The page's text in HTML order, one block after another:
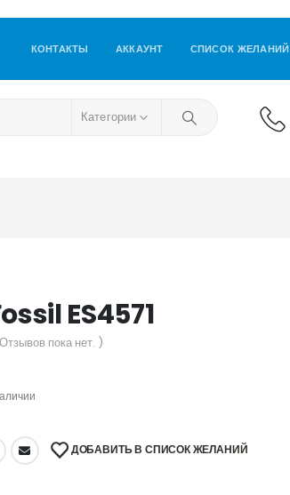
КОНТАКТЫ АККАУНТ СПИСОК ЖЕЛАНИЙ
Категории
ES4571
пока нет. )
ДОБАВИТЬ В СПИСОК ЖЕЛАНИЙ